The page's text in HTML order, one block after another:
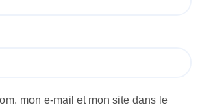
mon e-mail et mon site dans le